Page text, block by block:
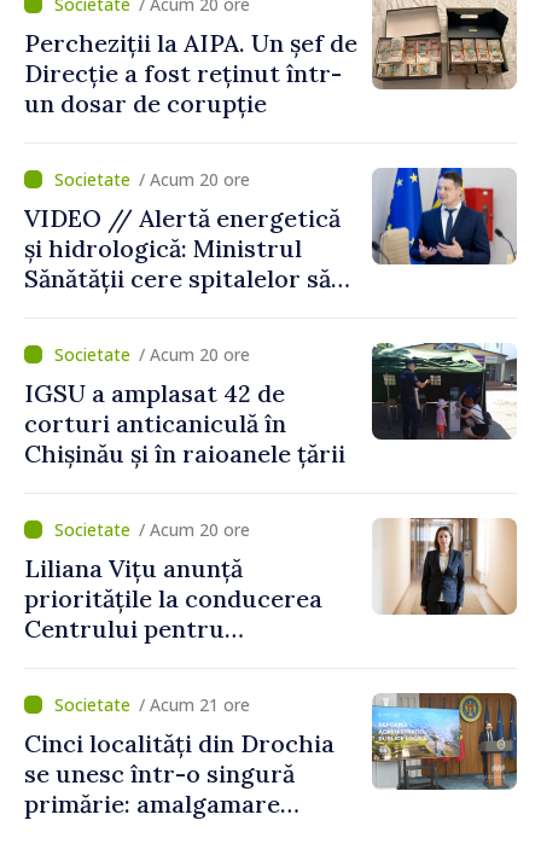
obținuți ilegal
Percheziții la AIPA. Un șef de
Direcție a fost reținut într-
un dosar de corupție
/ Acum 20 ore
VIDEO // Alertă energetică
și hidrologică: Ministrul
Sănătății cere spitalelor să-și
pentru situații excepționale
/ Acum 20 ore
IGSU a amplasat 42 de
corturi anticaniculă în
Chișinău și în raioanele țării
/ Acum 20 ore
Liliana Vițu anunță
prioritățile la conducerea
Centrului pentru
Contracarare a
Dezinformării: „Vom fi un
punct de reper pentru o
societate mai puternică și
mai rezistentă”
/ Acum 21 ore
Cinci localități din Drochia
se unesc într-o singură
primărie: amalgamare